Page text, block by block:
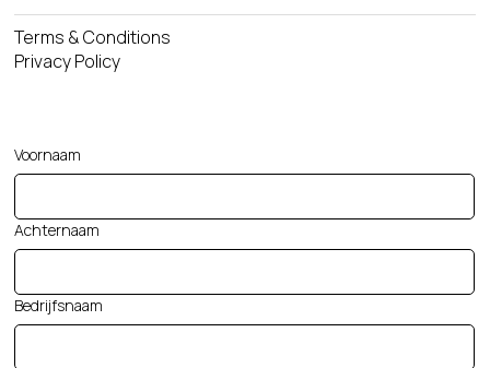
Terms & Conditions
Privacy Policy
Voornaam
Achternaam
Bedrijfsnaam